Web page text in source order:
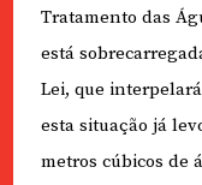
Tratamento das
está
Lei, que
esta situação já
metros cúbicos de